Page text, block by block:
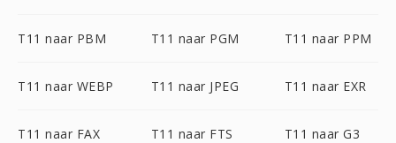
T11 naar PBM T11 naar PGM T11 naar PPM
T11 naar WEBP T11 naar JPEG T11 naar EXR
T11 naar FAX T11 naar FTS T11 naar G3